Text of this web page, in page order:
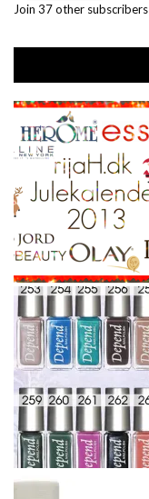
Join 37 other subscribers